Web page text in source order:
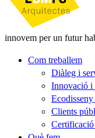
innovem per un futur
Com treballem
Diàleg i
Innovació i
Clients